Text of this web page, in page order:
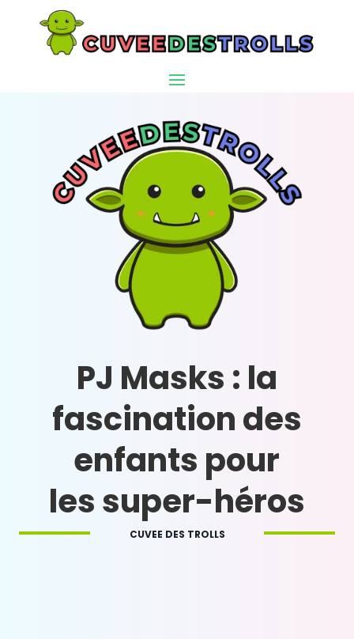
PJ Masks : la
fascination des
enfants pour
les super-héros
CUVEE DES TROLLS